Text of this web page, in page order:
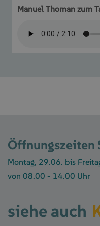
Manuel Thoman zum
Öffnungszeiten
Montag, 29.06. bis
von 08.00 - 14.00 Uhr
siehe auch